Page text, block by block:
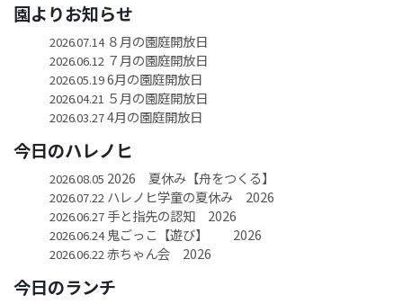
園よりお知らせ
2026.07.14８月の園庭開放日
2026.06.12 ７月の園庭開放日
2026.05.196月の園庭開放日
2026.04.21 ５月の園庭開放日
2026.03.274月の園庭開放日
今日のハレノヒ
2026.08.05 2026 夏休み【舟をつくる】
2026.07.22 ハレノヒ学童の夏休み 2026
2026.06.27手と指先の認知 2026
2026.06.24鬼ごっこ【遊び】 2026
2026.06.22赤ちゃん会 2026
今日のランチ